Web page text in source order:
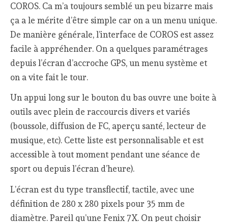
COROS. Ca m’a toujours semblé un peu bizarre mais
ça a le mérite d’être simple car on a un menu unique.
De manière générale, l’interface de COROS est assez
facile à appréhender. On a quelques paramétrages
depuis l’écran d’accroche GPS, un menu système et
on a vite fait le tour.
Un appui long sur le bouton du bas ouvre une boite à
outils avec plein de raccourcis divers et variés
(boussole, diffusion de FC, aperçu santé, lecteur de
musique, etc). Cette liste est personnalisable et est
accessible à tout moment pendant une séance de
sport ou depuis l’écran d’heure).
L’écran est du type transflectif, tactile, avec une
définition de 280 x 280 pixels pour 35 mm de
diamètre. Pareil qu’une Fenix 7X. On peut choisir